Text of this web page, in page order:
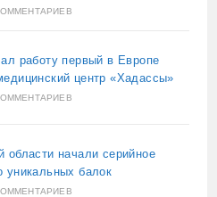
работу первый в Европе
центр «Хадассы»
области начали серийное
уникальных балок